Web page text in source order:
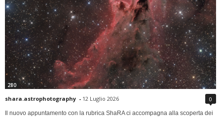
280
shara.astrophotography - 12 Luglio 2026 0
Il nuovo appuntamento con la rubrica ShaRA ci accompagna alla scoperta dei